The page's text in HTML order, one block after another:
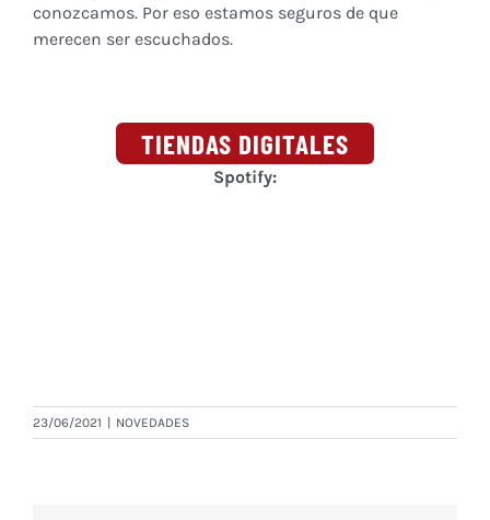
conozcamos. Por eso estamos seguros de que
merecen ser escuchados.
TIENDAS DIGITALES
Spotify:
23/06/2021 | NOVEDADES